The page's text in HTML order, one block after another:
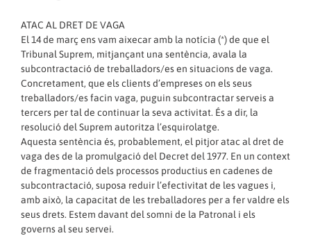
ATAC AL DRET DE VAGA
El 14 de març ens vam aixecar amb la notícia (*) de que el
Tribunal Suprem, mitjançant una sentència, avala la
subcontractació de treballadors/es en situacions de vaga.
Concretament, que els clients d’empreses on els seus
treballadors/es facin vaga, puguin subcontractar serveis a
tercers per tal de continuar la seva activitat. És a dir, la
resolució del Suprem autoritza l’esquirolatge.
Aquesta sentència és, probablement, el pitjor atac al dret de
vaga des de la promulgació del Decret del 1977. En un context
de fragmentació dels processos productius en cadenes de
subcontractació, suposa reduir l’efectivitat de les vagues i,
amb això, la capacitat de les treballadores per a fer valdre els
seus drets. Estem davant del somni de la Patronal i els
governs al seu servei.